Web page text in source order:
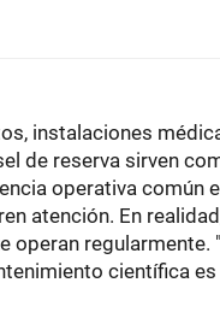
instalaciones
de reserva sirven
operativa común
atención. En
operan
científica